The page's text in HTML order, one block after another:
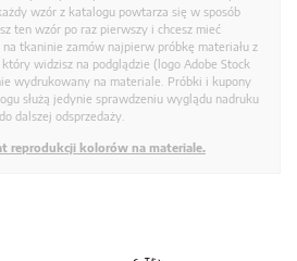
wzór z katalogu powtarza się w sposób
ten wzór po raz pierwszy i chcesz mieć
tkaninie zamów najpierw próbkę materiału z
widzisz na podglądzie (logo Adobe Stock
wydrukowany na materiale. Próbki i kupony
służą jedynie sprawdzeniu wyglądu nadruku
dalszej odsprzedaży.
reprodukcji kolorów na materiale.